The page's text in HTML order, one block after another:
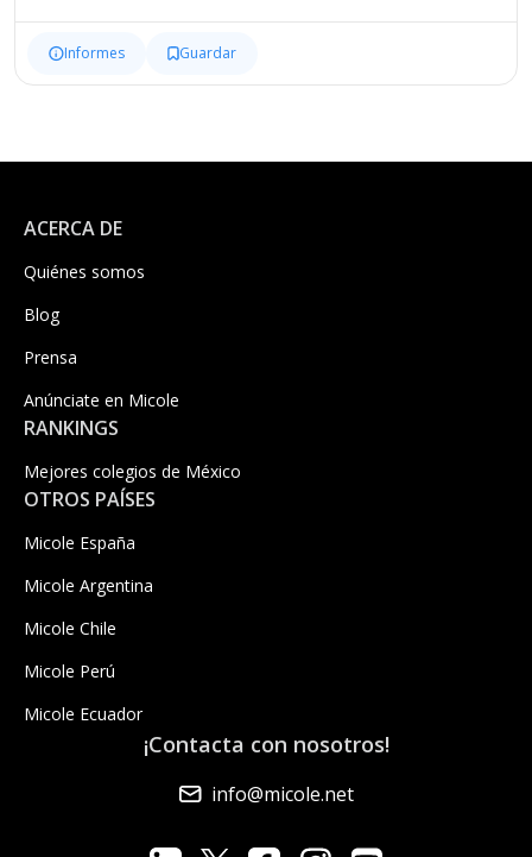
Informes Guardar
ACERCA DE
Quiénes somos
Blog
Prensa
Anúnciate en Micole
RANKINGS
Mejores colegios de México
OTROS PAÍSES
Micole España
Micole Argentina
Micole Chile
Micole Perú
Micole Ecuador
¡Contacta con nosotros!
info@micole.net